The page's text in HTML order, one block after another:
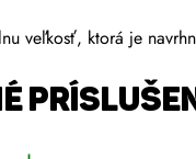
veľkosť, ktorá je